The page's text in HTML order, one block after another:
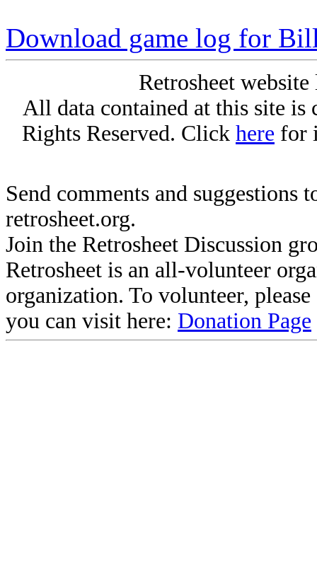
Download game log for
Retrosheet
All data contained at this site
Rights Reserved. Click here for
Send comments and suggestions
retrosheet.org.
Join the Retrosheet Discussion
Retrosheet is an all-volunteer
organization. To volunteer,
you can visit here: Donation Page